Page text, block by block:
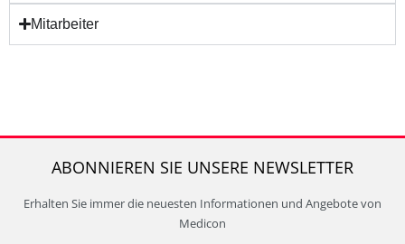
Mitarbeiter
ABONNIEREN SIE UNSERE NEWSLETTER
Erhalten Sie immer die neuesten Informationen und Angebote von
Medicon